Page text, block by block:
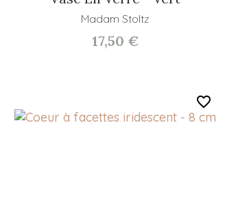
Madam Stoltz
17,50 €
favorite_border